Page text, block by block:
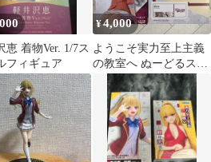
恵 着物Ver. 1/7ス
フィギュア
¥4,000
ようこそ実力至上主義
の教室へ ぬーどるスト
ッパー スケールフィギ
ュア 軽井沢恵